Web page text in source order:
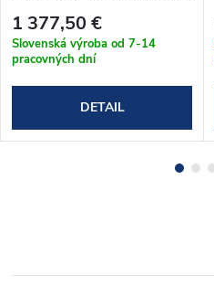
(FUCH_150x75KE)
1 377,50 €
Slovenská výroba od 7-14
pracovných dní
DETAIL